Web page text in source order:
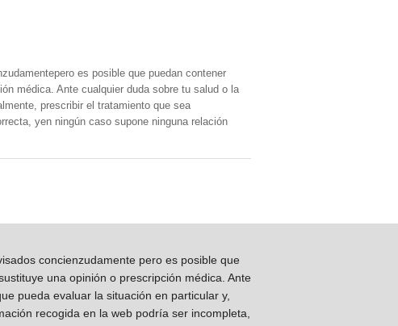
es posible que puedan contener
médica. Ante cualquier duda sobre tu salud o la
prescribir el tratamiento que sea
yen ningún caso supone ninguna relación
concienzudamente pero es posible que
una opinión o prescripción médica. Ante
pueda evaluar la situación en particular y,
recogida en la web podría ser incompleta,